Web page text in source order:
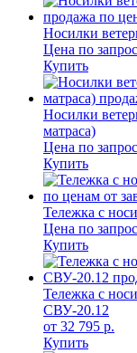
Носилки
Цена по
Купить
Носилки
матраса)
Цена по
Купить
Тележка с
Цена по
Купить
Тележка с
СВУ-20.12
от 32 795 р.
Купить